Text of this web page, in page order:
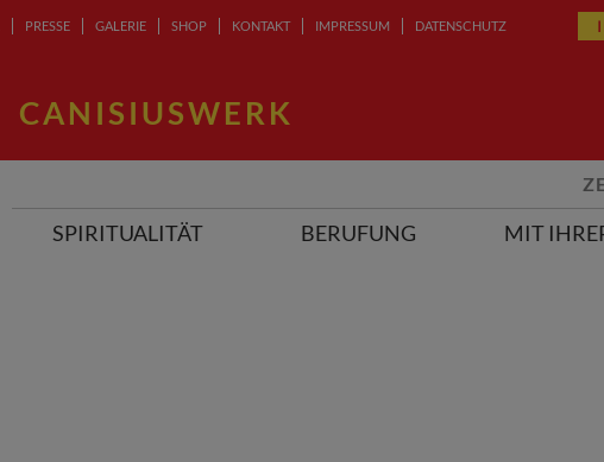
PRESSE GALERIE SHOP KONTAKT IMPRESSUM DATENSCHUTZ
CANISIUSWERK
SPIRITUALITÄT BERUFUNG MIT